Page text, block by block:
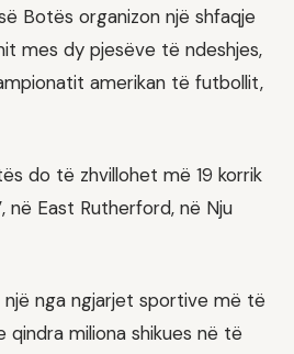
Botës organizon një shfaqje
mes dy pjesëve të ndeshjes,
amerikan të futbollit,
do të zhvillohet më 19 korrik
në East Rutherford, në Nju
nga ngjarjet sportive më të
qindra miliona shikues në të